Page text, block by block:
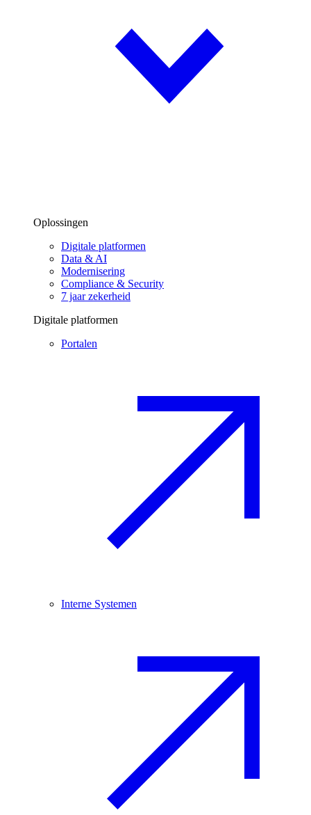
Oplossingen
Digitale platformen
Data & AI
Modernisering
Compliance & Security
7 jaar zekerheid
Digitale platformen
Portalen
Interne Systemen